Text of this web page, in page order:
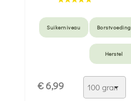
Suikerniveau Borstvoeding
Herstel
€ 6,99